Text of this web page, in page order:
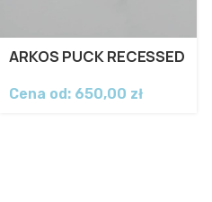
ARKOS PUCK RECESSED
Cena od: 650,00 zł